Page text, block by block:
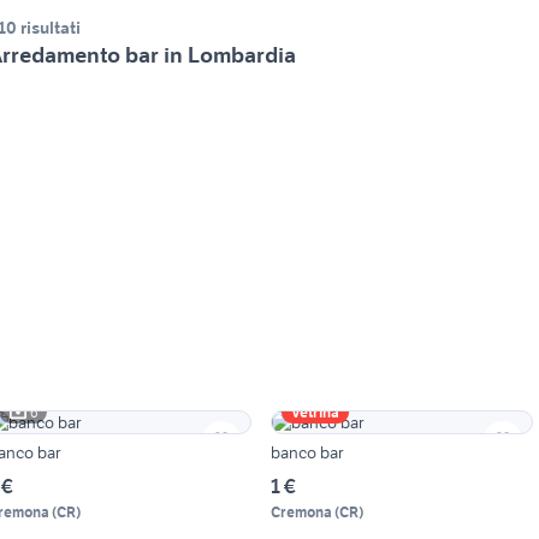
risultati
bar in Lombardia
6
bar
(CR)
Vetrina
banco bar
1 €
Cremona (CR)